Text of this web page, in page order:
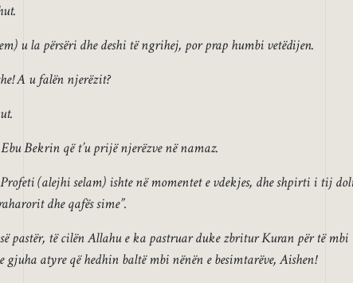
u la përsëri dhe deshi të ngrihej, por prap humbi vetëdijen.
A u falën njerëzit?
Bekrin që t’u prijë njerëzve në namaz.
(alejhi selam) ishte në momentet e vdekjes, dhe shpirti i tij
dhe qafës sime”.
pastër, të cilën Allahu e ka pastruar duke zbritur Kuran për të mbi
atyre që hedhin baltë mbi nënën e besimtarëve, Aishen!